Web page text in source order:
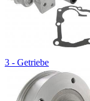
3 - Getriebe